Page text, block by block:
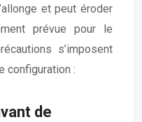
et peut éroder
prévue pour le
s’imposent
configuration :
de